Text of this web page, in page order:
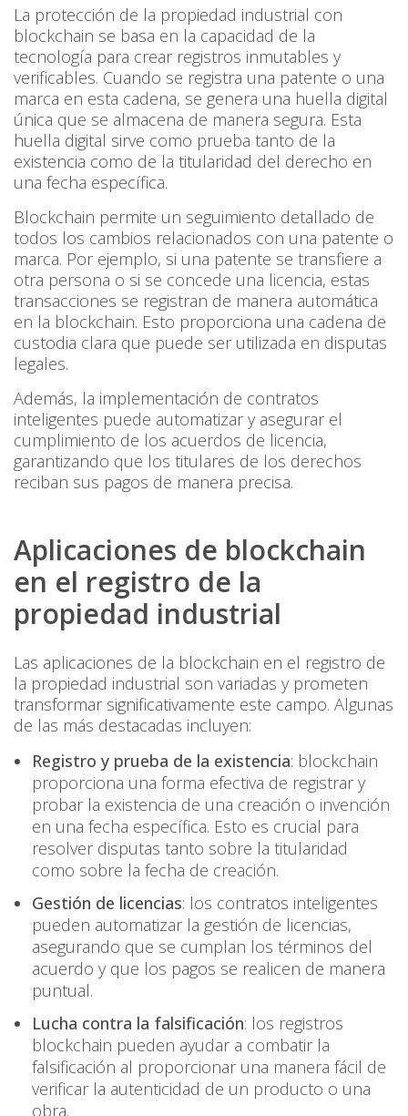
La protección de la propiedad industrial con
blockchain se basa en la capacidad de la
tecnología para crear registros inmutables y
verificables. Cuando se registra una patente o una
marca en esta cadena, se genera una huella digital
única que se almacena de manera segura. Esta
huella digital sirve como prueba tanto de la
existencia como de la titularidad del derecho en
una fecha específica.
Blockchain permite un seguimiento detallado de
todos los cambios relacionados con una patente o
marca. Por ejemplo, si una patente se transfiere a
otra persona o si se concede una licencia, estas
transacciones se registran de manera automática
en la blockchain. Esto proporciona una cadena de
custodia clara que puede ser utilizada en disputas
legales.
Además, la implementación de contratos
inteligentes puede automatizar y asegurar el
cumplimiento de los acuerdos de licencia,
garantizando que los titulares de los derechos
reciban sus pagos de manera precisa.
Aplicaciones de blockchain
en el registro de la
propiedad industrial
Las aplicaciones de la blockchain en el registro de
la propiedad industrial son variadas y prometen
transformar significativamente este campo. Algunas
de las más destacadas incluyen:
Registro y prueba de la existencia: blockchain
proporciona una forma efectiva de registrar y
probar la existencia de una creación o invención
en una fecha específica. Esto es crucial para
resolver disputas tanto sobre la titularidad
como sobre la fecha de creación.
Gestión de licencias: los contratos inteligentes
pueden automatizar la gestión de licencias,
asegurando que se cumplan los términos del
acuerdo y que los pagos se realicen de manera
puntual.
Lucha contra la falsificación: los registros
blockchain pueden ayudar a combatir la
falsificación al proporcionar una manera fácil de
verificar la autenticidad de un producto o una
obra.